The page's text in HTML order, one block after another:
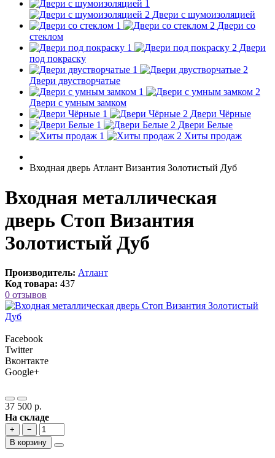
Двери с шумоизоляцией
Двери со
стеклом
Двери
под покраску
Двери двустворчатые
Двери с умным замком
Двери Чёрные
Двери Белые
Хиты продаж
Входная дверь Атлант Византия Золотистый Дуб
Входная металлическая
дверь Стоп Византия
Золотистый Дуб
Производитель: Атлант
Код товара: 437
0 отзывов
Facebook
Twitter
Вконтакте
Google+
37 500 р.
На складе
+
−
В корзину